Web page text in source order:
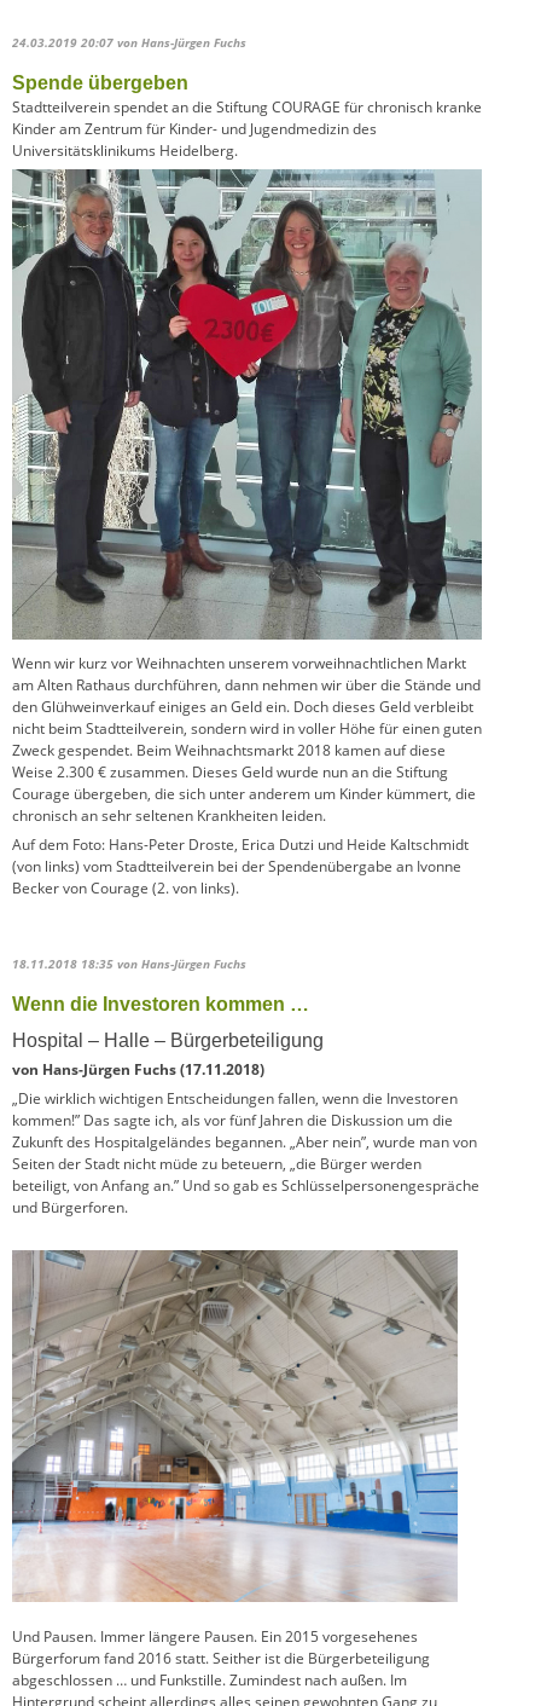
24.03.2019 20:07 von Hans-Jürgen Fuchs
Spende übergeben
Stadtteilverein spendet an die Stiftung COURAGE für chronisch kranke
Kinder am Zentrum für Kinder- und Jugendmedizin des
Universitätsklinikums Heidelberg.
Wenn wir kurz vor Weihnachten unserem vorweihnachtlichen Markt
am Alten Rathaus durchführen, dann nehmen wir über die Stände und
den Glühweinverkauf einiges an Geld ein. Doch dieses Geld verbleibt
nicht beim Stadtteilverein, sondern wird in voller Höhe für einen guten
Zweck gespendet. Beim Weihnachtsmarkt 2018 kamen auf diese
Weise 2.300 € zusammen. Dieses Geld wurde nun an die Stiftung
Courage übergeben, die sich unter anderem um Kinder kümmert, die
chronisch an sehr seltenen Krankheiten leiden.
Auf dem Foto: Hans-Peter Droste, Erica Dutzi und Heide Kaltschmidt
(von links) vom Stadtteilverein bei der Spendenübergabe an Ivonne
Becker von Courage (2. von links).
18.11.2018 18:35 von Hans-Jürgen Fuchs
Wenn die Investoren kommen …
Hospital – Halle – Bürgerbeteiligung
von Hans-Jürgen Fuchs (17.11.2018)
„Die wirklich wichtigen Entscheidungen fallen, wenn die Investoren
kommen!” Das sagte ich, als vor fünf Jahren die Diskussion um die
Zukunft des Hospitalgeländes begannen. „Aber nein”, wurde man von
Seiten der Stadt nicht müde zu beteuern, „die Bürger werden
beteiligt, von Anfang an.” Und so gab es Schlüsselpersonengespräche
und Bürgerforen.
Und Pausen. Immer längere Pausen. Ein 2015 vorgesehenes
Bürgerforum fand 2016 statt. Seither ist die Bürgerbeteiligung
abgeschlossen … und Funkstille. Zumindest nach außen. Im